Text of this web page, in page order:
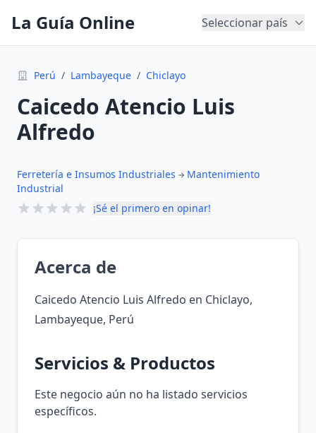
La Guía Online Seleccionar país
Perú / Lambayeque / Chiclayo
Caicedo Atencio Luis
Alfredo
Ferretería e Insumos Industriales
Mantenimiento
Industrial
¡Sé el primero en opinar!
Acerca de
Caicedo Atencio Luis Alfredo en Chiclayo,
Lambayeque, Perú
Servicios & Productos
Este negocio aún no ha listado servicios
específicos.